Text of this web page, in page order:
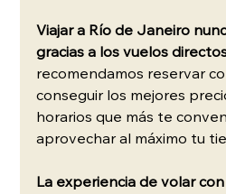
Viajar a Río de Janeiro
gracias a los vuelos
recomendamos reservar
conseguir los mejores
horarios que más te
aprovechar al máximo tu
La experiencia de volar